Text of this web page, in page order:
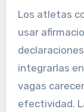
Los atletas
usar
integrarlas
vagas
efectividad.